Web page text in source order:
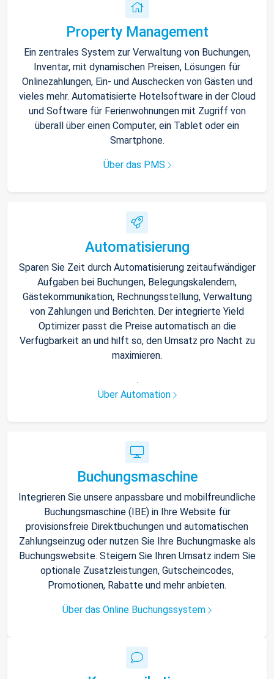
Property Management
Ein zentrales System zur Verwaltung von Buchungen,
Inventar, mit dynamischen Preisen, Lösungen für
Onlinezahlungen, Ein- und Auschecken von Gästen und
vieles mehr. Automatisierte Hotelsoftware in der Cloud
und Software für Ferienwohnungen mit Zugriff von
überall über einen Computer, ein Tablet oder ein
Smartphone.
Über das PMS
Automatisierung
Sparen Sie Zeit durch Automatisierung zeitaufwändiger
Aufgaben bei Buchungen, Belegungskalendern,
Gästekommunikation, Rechnungsstellung, Verwaltung
von Zahlungen und Berichten. Der integrierte Yield
Optimizer passt die Preise automatisch an die
Verfügbarkeit an und hilft so, den Umsatz pro Nacht zu
maximieren.
.
Über Automation
Buchungsmaschine
Integrieren Sie unsere anpassbare und mobilfreundliche
Buchungsmaschine (IBE) in Ihre Website für
provisionsfreie Direktbuchungen und automatischen
Zahlungseinzug oder nutzen Sie Ihre Buchungmaske als
Buchungswebsite. Steigern Sie Ihren Umsatz indem Sie
optionale Zusatzleistungen, Gutscheincodes,
Promotionen, Rabatte und mehr anbieten.
Über das Online Buchungssystem